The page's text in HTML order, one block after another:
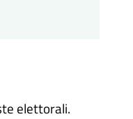
elettorali.